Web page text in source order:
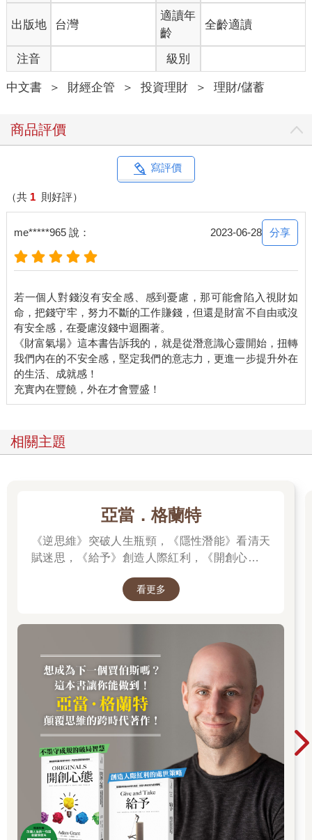
出版地 台灣
適讀年
齡
全齡適讀
注音 級別
中文書 ＞ 財經企管 ＞ 投資理財 ＞ 理財/儲蓄
商品評價
寫評價
（共 1 則好評）
me*****965 說： 2023-06-28 分享
若一個人對錢沒有安全感、感到憂慮，那可能會陷入視財如
命，把錢守牢，努力不斷的工作賺錢，但還是財富不自由或沒
有安全感，在憂慮沒錢中迴圈著。
《財富氣場》這本書告訴我的，就是從潛意識心靈開始，扭轉
我們內在的不安全感，堅定我們的意志力，更進一步提升外在
的生活、成就感！
相關主題
亞當．格蘭特
《逆思維》突破人生瓶頸，《隱性潛能》看清天
賦迷思，《給予》創造人際紅利，《開創心態》
看更多